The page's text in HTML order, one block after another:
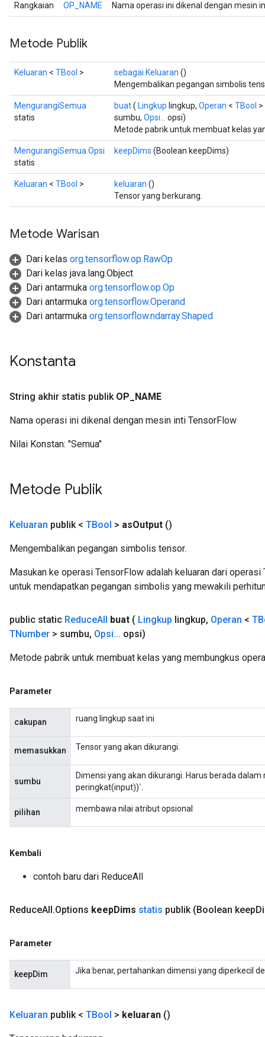
Rangkaian OP_NAME Nama operasi ini dikenal dengan mesin
Metode Publik
Keluaran < TBool > sebagai Keluaran ()
Mengembalikan pegangan simbolis
MengurangiSemua
statis
buat( Lingkup lingkup, Operan < TBool
sumbu, Opsi...
opsi)
Metode pabrik untuk membuat kelas
MengurangiSemua.Opsi
statis
keepDims (Boolean keepDims)
Keluaran < TBool > keluaran ()
Tensor yang berkurang.
Metode Warisan
Dari kelas org.tensorflow.op.RawOp
Dari kelas java.lang.Object
Dari antarmuka org.tensorflow.op.Op
Dari antarmuka org.tensorflow.Operand
Dari antarmuka org.tensorflow.ndarray.Shaped
Konstanta
String akhir statis publik OP NAME
Nama operasi ini dikenal dengan mesin inti TensorFlow
Nilai Konstan: "Semua"
Metode Publik
Keluaran publik < TBool > asOutput ()
Mengembalikan pegangan simbolis tensor.
Masukan ke operasi TensorFlow adalah keluaran dari
untuk mendapatkan pegangan simbolis yang mewakili
public static ReduceAll buat ( Lingkup lingkup, Operan <
TNumber > sumbu, Opsi... opsi)
Metode pabrik untuk membuat kelas yang membungkus
Parameter
cakupan ruang lingkup saat ini
memasukkan Tensor yang akan dikurangi.
sumbu
Dimensi yang akan dikurangi. Harus berada
peringkat(input))`.
pilihan membawa nilai atribut opsional
Kembali
contoh baru dari ReduceAll
ReduceAll.Options keepDims statis publik (Boolean keep
Parameter
keepDim Jika benar, pertahankan dimensi yang diperkecil
Keluaran publik < TBool > keluaran ()